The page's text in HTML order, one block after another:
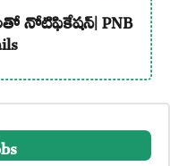
నోటిఫికేషన్| PNB